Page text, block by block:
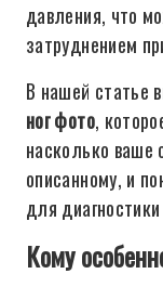
давления, что
затруднением
В нашей статье
ног фото,
насколько ваше
описанному, и
для
Кому